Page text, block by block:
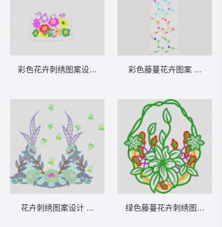
彩色花卉刺绣图案设计 衣裙大花
花卉刺绣图案设计 烫花条码
彩色藤蔓花卉图案 窗帘
绿色藤蔓花卉刺绣图案 圆花